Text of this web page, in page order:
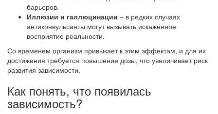
барьеров.
Иллюзии и галлюцинации – в редких случаях
антиконвульсанты могут вызывать искажённое
восприятие реальности.
Со временем организм привыкает к этим эффектам, и для их
достижения требуется повышение дозы, что увеличивает риск
развития зависимости.
Как понять, что появилась
зависимость?